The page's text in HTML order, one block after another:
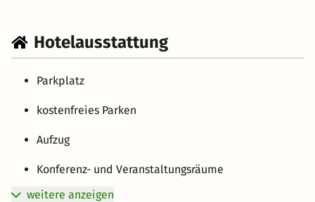
Hotelausstattung
Parkplatz
kostenfreies Parken
Aufzug
Konferenz- und Veranstaltungsräume
weitere anzeigen